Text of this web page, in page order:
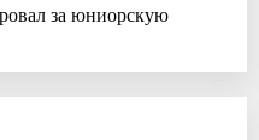
за юниорскую